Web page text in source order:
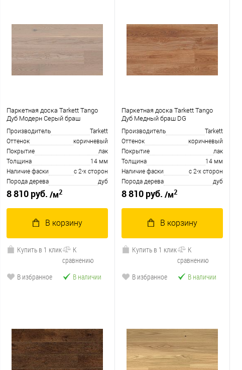
Паркетная доска Tarkett Tango
Дуб Модерн Серый браш
Производитель
Tarkett
Оттенок
коричневый
Покрытие
лак
Толщина
14 мм
Наличие фаски
с 2-х сторон
Порода дерева
дуб
8 810 руб. /м2
В корзину
Купить в 1 клик
К
сравнению
В избранное
В наличии
Паркетная доска Tarkett Tango
Дуб Медный браш DG
Производитель
Tarkett
Оттенок
коричневый
Покрытие
лак
Толщина
14 мм
Наличие фаски
с 2-х сторон
Порода дерева
дуб
8 810 руб. /м2
В корзину
Купить в 1 клик
К
сравнению
В избранное
В наличии